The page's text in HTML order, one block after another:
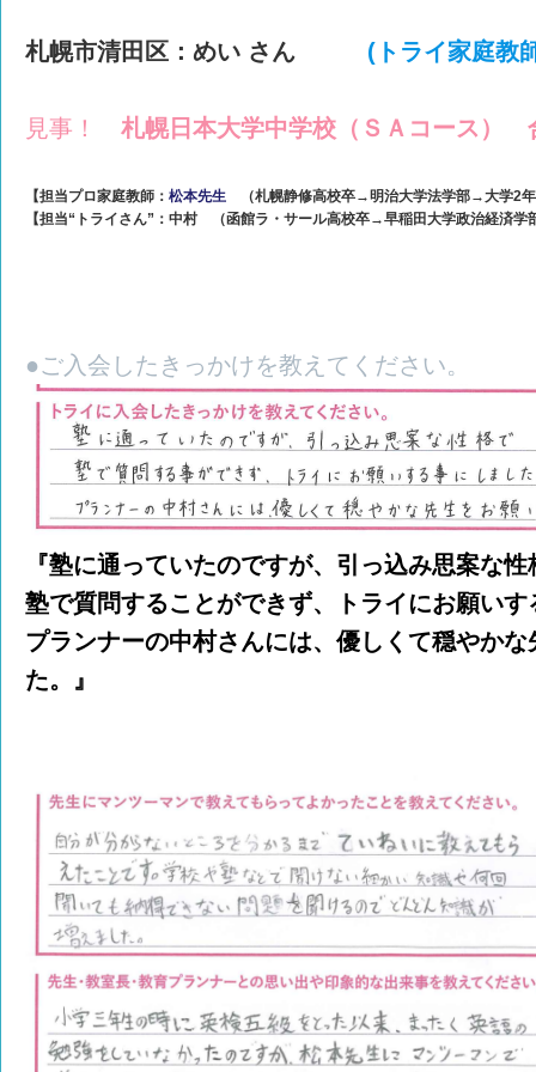
札幌市清田区：めい さん (トライ家庭
見事！ 札幌日本大学中学校（ＳＡコース）
【担当プロ家庭教師： 松本先生
（札幌静修高校卒→明治大学法学部→大学2
【担当“トライさん”：中村 （函館ラ・サール高校卒→早稲田大学政治経済学
●ご入会したきっかけを教えてください。
『塾に通っていたのですが、引っ込み思案な性
塾で質問することができず、トライにお願い
プランナーの中村さんには、優しくて穏やか
た。』